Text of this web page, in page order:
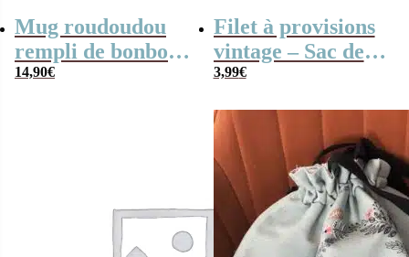
Mug roudoudou
rempli de bonbons
rétro
14,90€
Filet à provisions
vintage – Sac de
course
3,99€